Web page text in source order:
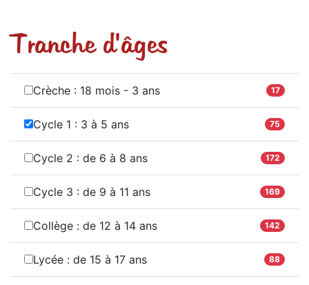
Tranche d'âges
Crèche : 18 mois - 3 ans 17
Cycle 1 : 3 à 5 ans 75
Cycle 2 : de 6 à 8 ans 172
Cycle 3 : de 9 à 11 ans 169
Collège : de 12 à 14 ans 142
Lycée : de 15 à 17 ans 88